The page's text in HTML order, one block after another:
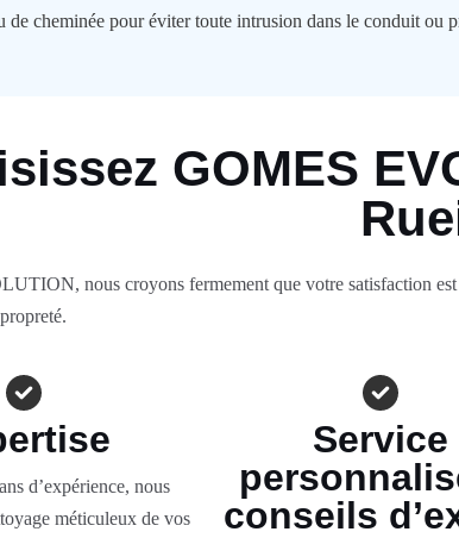
de cheminée pour éviter toute intrusion dans le conduit ou
GOMES
nous croyons fermement que votre satisfaction
d’expérience, nous
méticuleux de vos
Service
conseils